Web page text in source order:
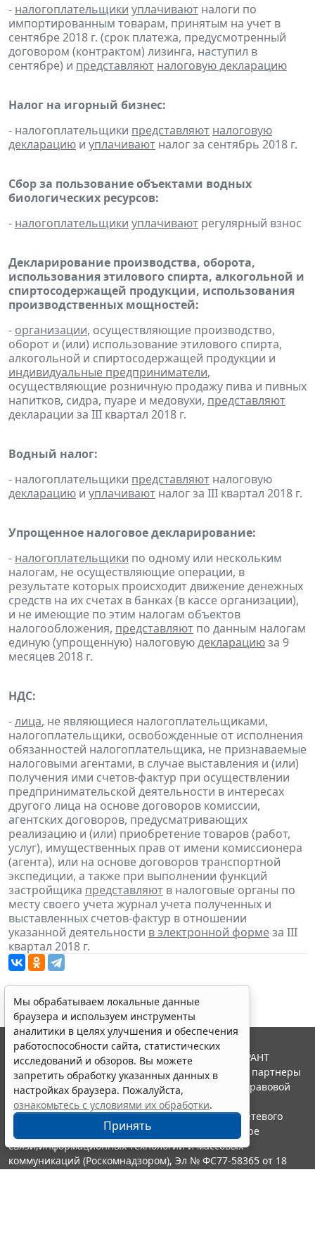
- налогоплательщики уплачивают налоги по
импортированным товарам, принятым на учет в
сентябре 2018 г. (срок платежа, предусмотренный
договором (контрактом) лизинга, наступил в
сентябре) и представляют налоговую декларацию
Налог на игорный бизнес:
- налогоплательщики представляют налоговую
декларацию и уплачивают налог за сентябрь 2018 г.
Сбор за пользование объектами водных
биологических ресурсов:
- налогоплательщики уплачивают регулярный взнос
Декларирование производства, оборота,
использования этилового спирта, алкогольной и
спиртосодержащей продукции, использования
производственных мощностей:
- организации, осуществляющие производство,
оборот и (или) использование этилового спирта,
алкогольной и спиртосодержащей продукции и
индивидуальные предприниматели,
осуществляющие розничную продажу пива и пивных
напитков, сидра, пуаре и медовухи, представляют
декларации за III квартал 2018 г.
Водный налог:
- налогоплательщики представляют налоговую
декларацию и уплачивают налог за III квартал 2018 г.
Упрощенное налоговое декларирование:
- налогоплательщики по одному или нескольким
налогам, не осуществляющие операции, в
результате которых происходит движение денежных
средств на их счетах в банках (в кассе организации),
и не имеющие по этим налогам объектов
налогообложения, представляют по данным налогам
единую (упрощенную) налоговуюдекларациюза 9
месяцев 2018 г.
НДС:
-лица, не являющиеся налогоплательщиками,
налогоплательщики, освобожденные от исполнения
обязанностей налогоплательщика, не признаваемые
налоговыми агентами, в случае выставления и (или)
получения ими счетов-фактур при осуществлении
предпринимательской деятельности в интересах
другого лица на основе договоров комиссии,
агентских договоров, предусматривающих
реализацию и (или) приобретение товаров (работ,
услуг), имущественных прав от имени комиссионера
(агента), или на основе договоров транспортной
экспедиции, а также при выполнении функций
застройщика представляют в налоговые органы по
месту своего учета журнал учета полученных и
выставленных счетов-фактур в отношении
указанной деятельности в электронной формеза III
квартал 2018 г.
Мы обрабатываем локальные данные
браузера и используем инструменты
аналитики в целях улучшения и обеспечения
работоспособности сайта, статистических
исследований и обзоров. Вы можете
запретить обработку указанных данных в
настройках браузера. Пожалуйста,
ознакомьтесь с условиями их обработки.
Принять
© ООО "НПП "ГАРАНТ-СЕРВИС", 2026. Система ГАРАНТ
выпускается с 1990 года. Компания "Гарант" и ее партнеры
являются участниками Российской ассоциации правовой
информации ГАРАНТ.
Портал ГАРАНТ.РУ зарегистрирован в качестве сетевого
издания Федеральной службой по надзору в сфере
связи,информационных технологий и массовых
коммуникаций (Роскомнадзором), Эл № ФС77-58365 от 18